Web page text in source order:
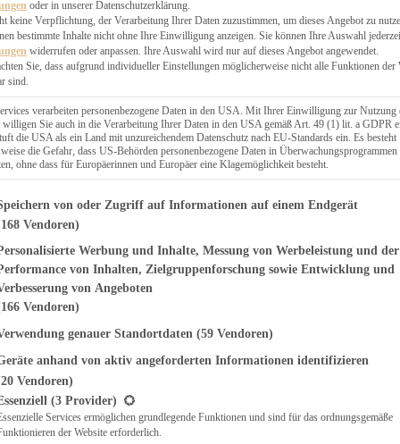
& QUICHES
oder in unserer Datenschutzerklärung.
keine Verpflichtung, der Verarbeitung Ihrer Daten zuzustimmen, um dieses Angebot zu
bestimmte Inhalte nicht ohne Ihre Einwilligung anzeigen. Sie können Ihre Auswahl
widerrufen oder anpassen. Ihre Auswahl wird nur auf dieses Angebot angewendet.
Sie, dass aufgrund individueller Einstellungen möglicherweise nicht alle Funktionen der
sind.
verarbeiten personenbezogene Daten in den USA. Mit Ihrer Einwilligung zur Nutzung
willigen Sie auch in die Verarbeitung Ihrer Daten in den USA gemäß Art. 49 (1) lit. a GDPR
die USA als ein Land mit unzureichendem Datenschutz nach EU-Standards ein. Es besteht
die Gefahr, dass US-Behörden personenbezogene Daten in Überwachungsprogrammen
ohne dass für Europäerinnen und Europäer eine Klagemöglichkeit besteht.
finden Sie eine Liste der Zwecke des IAB Transparency and
von oder Zugriff auf Informationen auf einem Endgerät
Vendoren)
Werbung und Inhalte, Messung von Werbeleistung und der
von Inhalten, Zielgruppenforschung sowie Entwicklung und
von Angeboten
Vendoren)
genauer Standortdaten (59 Vendoren)
anhand von aktiv angeforderten Informationen identifizieren
Vendoren)
eine Liste der Service-Gruppen, für die eine Einwilligung erteilt werden
(3 Provider)
Services ermöglichen grundlegende Funktionen und sind für das ordnungsgemäße
der Website erforderlich.